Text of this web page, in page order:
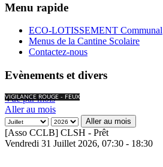
Menu rapide
ECO-LOTISSEMENT Communal
Menus de la Cantine Scolaire
Contactez-nous
Evènements et divers
VIGILANCE ROUGE - FEUX
Vue par mois
Aller au mois
Aller au mois
[Asso CCLB] CLSH - Prêt
Vendredi 31 Juillet 2026, 07:30 - 18:30